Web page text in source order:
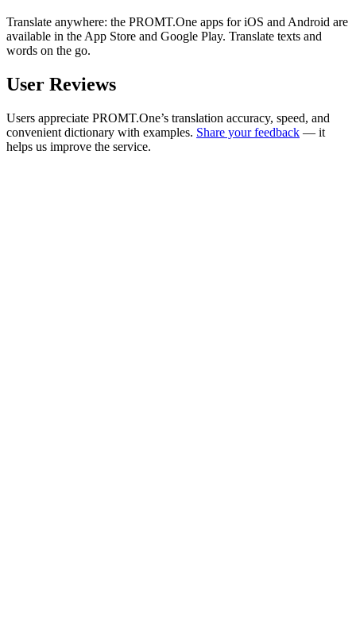
Translate anywhere: the PROMT.One apps for iOS and Android are
available in the App Store and Google Play. Translate texts and
words on the go.
User Reviews
Users appreciate PROMT.One’s translation accuracy, speed, and
convenient dictionary with examples. Share your feedback — it
helps us improve the service.